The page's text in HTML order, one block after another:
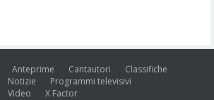
Anteprime Cantautori
Classifiche
Notizie
Programmi televisivi
Video X Factor